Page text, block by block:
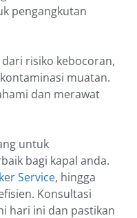
pengangkutan
risiko kebocoran,
muatan.
dan merawat
untuk
bagi kapal anda.
Service, hingga
Konsultasi
hari ini dan pastikan